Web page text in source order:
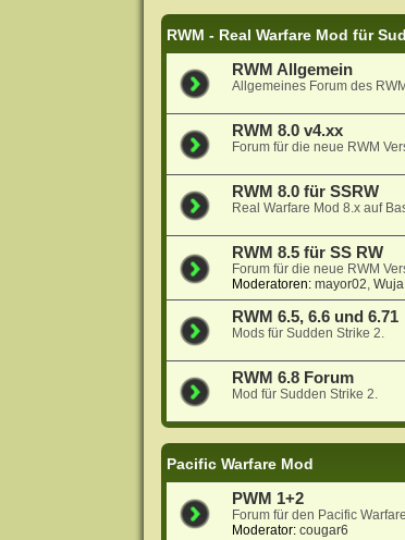
RWM - Real Warfare Mod für
RWM Allgemein
Allgemeines Forum des
RWM 8.0 v4.xx
Forum für die neue RWM
RWM 8.0 für SSRW
Real Warfare Mod 8.x auf
RWM 8.5 für SS RW
Forum für die neue RWM
Moderatoren: mayor02, Wuja
RWM 6.5, 6.6 und 6.71
Mods für Sudden Strike 2.
RWM 6.8 Forum
Mod für Sudden Strike 2.
Pacific Warfare Mod
PWM 1+2
Forum für den Pacific
Moderator: cougar6